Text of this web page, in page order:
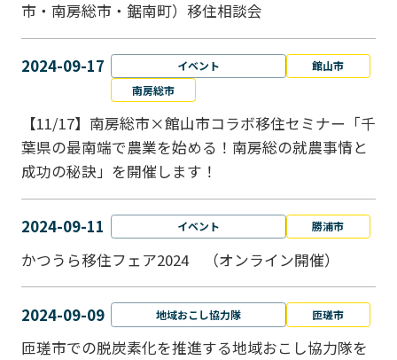
市・南房総市・鋸南町）移住相談会
2024-09-17 イベント
館山市
南房総市
【11/17】南房総市×館山市コラボ移住セミナー「千
葉県の最南端で農業を始める！南房総の就農事情と
成功の秘訣」を開催します！
2024-09-11 イベント 勝浦市
かつうら移住フェア2024 （オンライン開催）
2024-09-09 地域おこし協力隊 匝瑳市
匝瑳市での脱炭素化を推進する地域おこし協⼒隊を